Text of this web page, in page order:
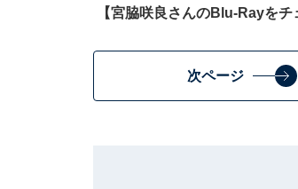
【宮脇咲良さんのBlu-Rayをチ
次ページ